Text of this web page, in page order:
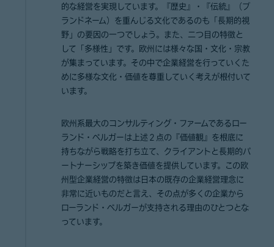
的な経営を実現しています。『歴史』・『伝統』（ブ
ランドネーム）を重んじる文化であるのも「長期的視
野」の要因の一つでしょう。また、二つ目の特徴と
して「多様性」です。欧州には様々な国・文化・宗教
が集まっています。その中で企業経営を行っていくた
めに多様な文化・価値を尊重していく考えが根付いて
います。
欧州系最大のコンサルティング・ファームであるロー
ランド・ベルガーは上述２点の『価値観』を根底に
持ちながら戦略を打ち立て、クライアントと長期的パ
ートナーシップを築き価値を提供しています。この欧
州型企業経営の特徴は日本の既存の企業経営理念に
非常に近いものだと言え、その点が多くの企業から
ローランド・ベルガーが支持される理由のひとつとな
っています。